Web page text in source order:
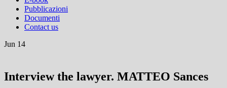
Pubblicazioni
Documenti
Contact us
Jun 14
Interview the lawyer. MATTEO Sances